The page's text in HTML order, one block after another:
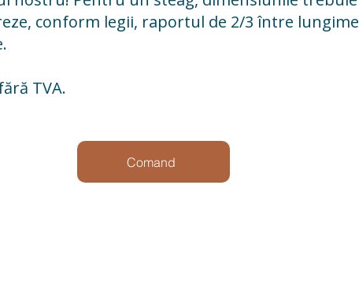
conform legii, raportul de 2/3 între lungime
TVA.
Comand